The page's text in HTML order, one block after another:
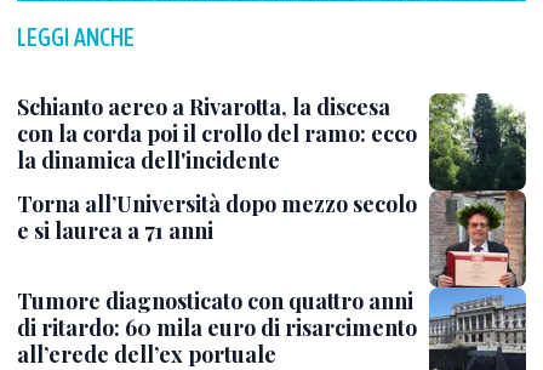
LEGGI ANCHE
Schianto aereo a Rivarotta, la discesa
con la corda poi il crollo del ramo: ecco
la dinamica dell'incidente
Torna all’Università dopo mezzo secolo
e si laurea a 71 anni
Tumore diagnosticato con quattro anni
di ritardo: 60 mila euro di risarcimento
all’erede dell’ex portuale